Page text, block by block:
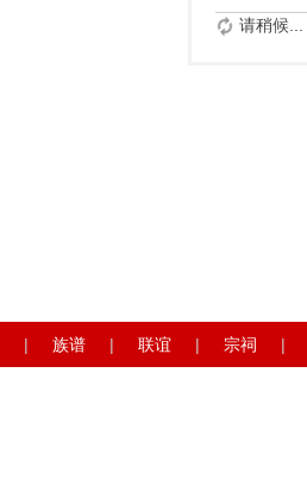
请稍候...
| 族谱 | 联谊 | 宗祠 |